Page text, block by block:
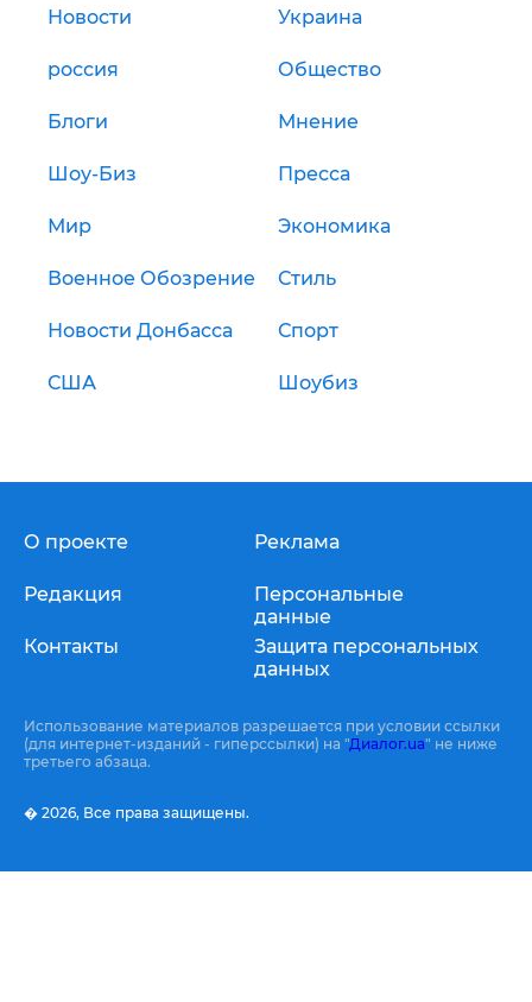
Новости Украина
россия Общество
Блоги Мнение
Шоу-Биз Пресса
Мир Экономика
Военное Обозрение Стиль
Новости Донбасса Спорт
США Шоубиз
О проекте
Редакция
Контакты
Реклама
Персональные
данные
Защита персональных
данных
Использование материалов разрешается при условии ссылки
(для интернет-изданий - гиперссылки) на "Диалог.ua" не ниже
третьего абзаца.
� 2026, Все права защищены.